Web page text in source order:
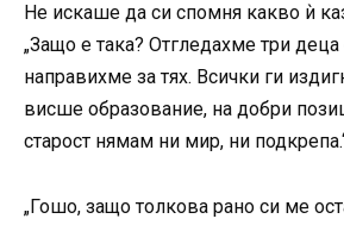
Не искаше да си спомня какво ѝ
„Защо е така? Отгледахме три
направихме за тях. Всички ги
висше образование, на добри
старост нямам ни мир, ни
„Гошо, защо толкова рано си ме